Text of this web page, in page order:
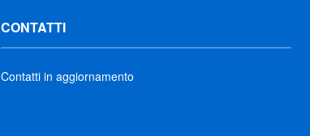
CONTATTI
Contatti in aggiornamento